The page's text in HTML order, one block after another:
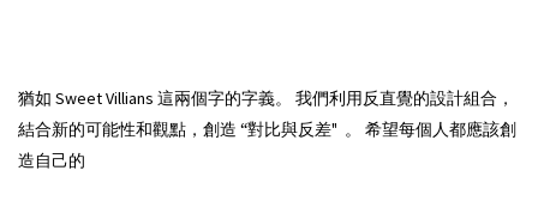
猶如 Sweet Villians 這兩個字的字義。
我們利用反直覺的設計組合，
結合新的可能性和觀點，創造 “對比與反差" 。
希望每個人都應該創
造自己的